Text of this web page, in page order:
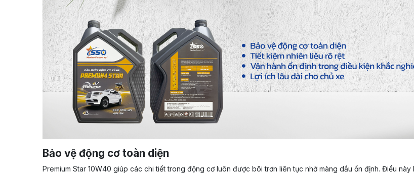
Bảo vệ động cơ toàn diện
Premium Star 10W40 giúp các chi tiết trong động cơ luôn được bôi trơn liên tục nhờ màng dầu ổn định. Điều này